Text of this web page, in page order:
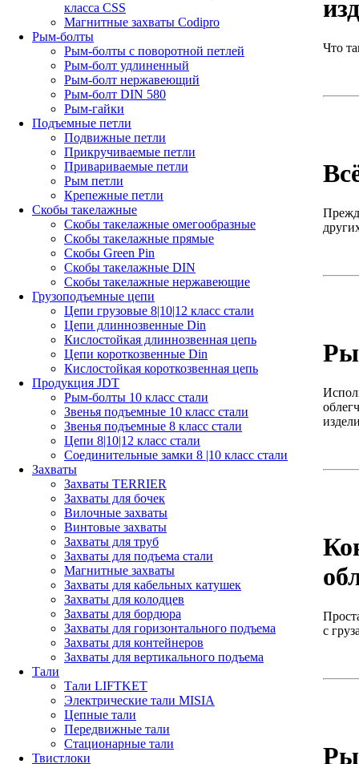
класса CSS
Магнитные захваты Codipro
Рым-болты
Рым-болты с поворотной петлей
Рым-болт удлиненный
Рым-болт нержавеющий
Рым-болт DIN 580
Рым-гайки
Подъемные петли
Подвижные петли
Прикручиваемые петли
Привариваемые петли
Рым петли
Крепежные петли
Скобы такелажные
Скобы такелажные омегообразные
Скобы такелажные прямые
Скобы Green Pin
Скобы такелажные DIN
Скобы такелажные нержавеющие
Грузоподъемные цепи
Цепи грузовые 8|10|12 класс стали
Цепи длиннозвенные Din
Кислостойкая длиннозвенная цепь
Цепи короткозвенные Din
Кислостойкая короткозвенная цепь
Продукция JDT
Рым-болты 10 класс стали
Звенья подъемные 10 класс стали
Звенья подъемные 8 класс стали
Цепи 8|10|12 класс стали
Соединительные замки 8 |10 класс стали
Захваты
Захваты TERRIER
Захваты для бочек
Вилочные захваты
Винтовые захваты
Захваты для труб
Захваты для подъема стали
Магнитные захваты
Захваты для кабельных катушек
Захваты для колодцев
Захваты для бордюра
Захваты для горизонтального подъема
Захваты для контейнеров
Захваты для вертикального подъема
Тали
Тали LIFTKET
Электрические тали MISIA
Цепные тали
Передвижные тали
Стационарные тали
Твистлоки
Что
с